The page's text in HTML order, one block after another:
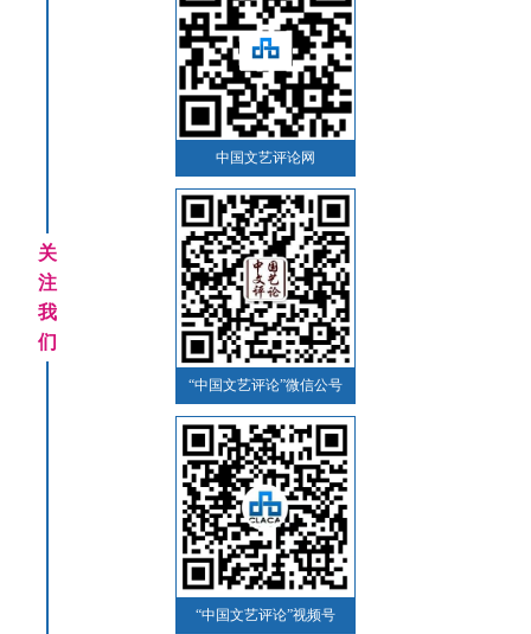
关
注
我
们
中国文艺评论网
“中国文艺评论”微信公号
“中国文艺评论”视频号